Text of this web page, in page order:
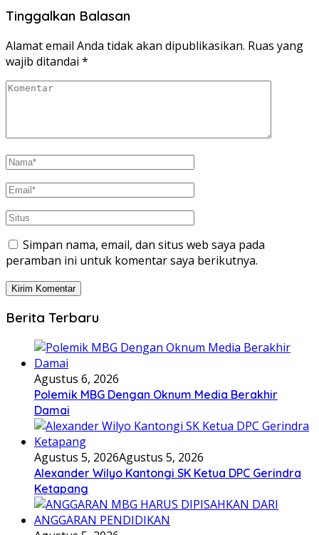
Tinggalkan Balasan
Alamat email Anda tidak akan dipublikasikan. Ruas yang
wajib ditandai *
Simpan nama, email, dan situs web saya pada
peramban ini untuk komentar saya berikutnya.
Berita Terbaru
Agustus 6, 2026
Polemik MBG Dengan Oknum Media Berakhir
Damai
Agustus 5, 2026Agustus 5, 2026
Alexander Wilyo Kantongi SK Ketua DPC Gerindra
Ketapang